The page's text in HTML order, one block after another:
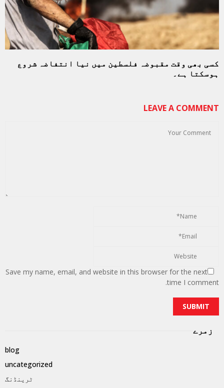
کسی بھی وقت مقبوضہ فلسطین میں نیا انتفاضہ شروع
ہوسکتا ہے۔
LEAVE A COMMENT
Save my name, email, and website in this browser for the next
time I comment.
زمرے
blog
uncategorized
ٹرینڈنگ